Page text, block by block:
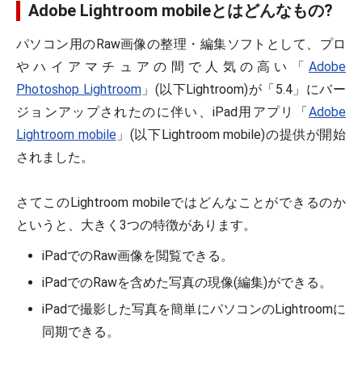
Adobe Lightroom mobileとはどんなもの?
パソコン用のRaw画像の整理・編集ソフトとして、プロ
やハイアマチュアの間で人気の高い「 Adobe
Photoshop Lightroom」(以下Lightroom)が「5.4」にバー
ジョンアップされたのに伴い、iPad用アプリ「Adobe
Lightroom mobile」(以下Lightroom mobile)の提供が開始
されました。
さてこのLightroom mobileではどんなことができるのか
というと、大きく3つの特徴があります。
iPadでのRaw画像を閲覧できる。
iPadでのRawを含めた写真の現像(編集)ができる。
iPadで撮影した写真を簡単にパソコンのLightroomに
同期できる。